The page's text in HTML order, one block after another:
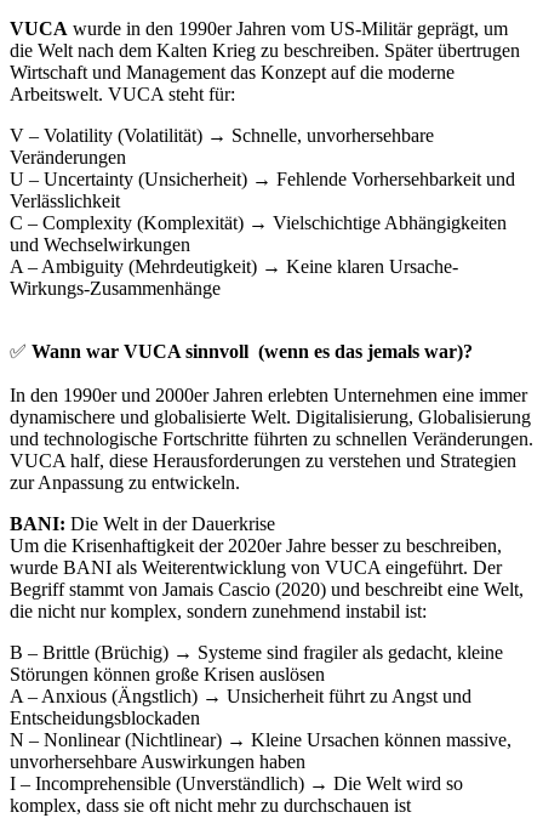
VUCA wurde in den 1990er Jahren vom US-Militär geprägt, um
die Welt nach dem Kalten Krieg zu beschreiben. Später übertrugen
Wirtschaft und Management das Konzept auf die moderne
Arbeitswelt. VUCA steht für:
V – Volatility (Volatilität) → Schnelle, unvorhersehbare
Veränderungen
U – Uncertainty (Unsicherheit) → Fehlende Vorhersehbarkeit und
Verlässlichkeit
C – Complexity (Komplexität) → Vielschichtige Abhängigkeiten
und Wechselwirkungen
A – Ambiguity (Mehrdeutigkeit) → Keine klaren Ursache-
Wirkungs-Zusammenhänge
✅ Wann war VUCA sinnvoll (wenn es das jemals war)?
In den 1990er und 2000er Jahren erlebten Unternehmen eine immer
dynamischere und globalisierte Welt. Digitalisierung, Globalisierung
und technologische Fortschritte führten zu schnellen Veränderungen.
VUCA half, diese Herausforderungen zu verstehen und Strategien
zur Anpassung zu entwickeln.
BANI: Die Welt in der Dauerkrise
Um die Krisenhaftigkeit der 2020er Jahre besser zu beschreiben,
wurde BANI als Weiterentwicklung von VUCA eingeführt. Der
Begriff stammt von Jamais Cascio (2020) und beschreibt eine Welt,
die nicht nur komplex, sondern zunehmend instabil ist:
B – Brittle (Brüchig) → Systeme sind fragiler als gedacht, kleine
Störungen können große Krisen auslösen
A – Anxious (Ängstlich) → Unsicherheit führt zu Angst und
Entscheidungsblockaden
N – Nonlinear (Nichtlinear) → Kleine Ursachen können massive,
unvorhersehbare Auswirkungen haben
I – Incomprehensible (Unverständlich) → Die Welt wird so
komplex, dass sie oft nicht mehr zu durchschauen ist